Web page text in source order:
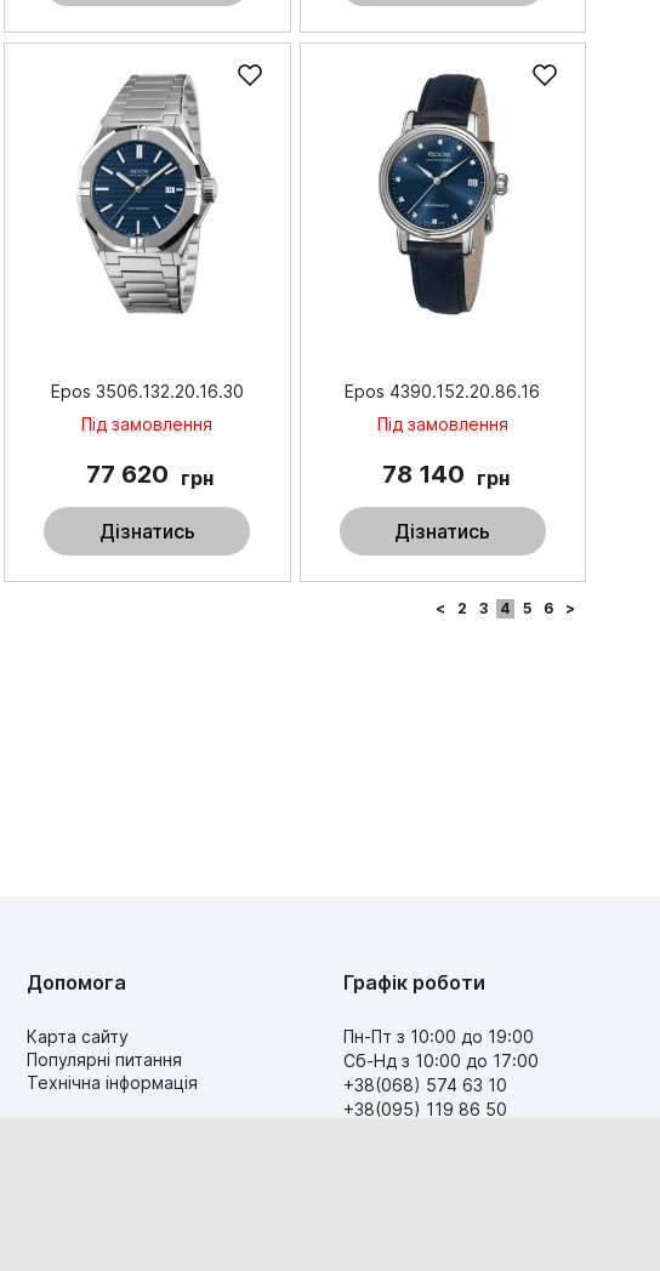
Epos 3506.132.20.16.30
Під замовлення
77 620 грн
Дізнатись
Epos 4390.152.20.86.16
Під замовлення
78 140 грн
Дізнатись
< 2 3 4 5 6 >
Допомога
Карта сайту
Популярні питання
Технічна інформація
Графік роботи
Пн-Пт з 10:00 до 19:00
Сб-Нд з 10:00 до 17:00
+38(068) 574 63 10
+38(095) 119 86 50